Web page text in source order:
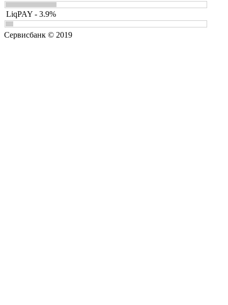
LiqPAY - 3.9%
Сервисбанк © 2019